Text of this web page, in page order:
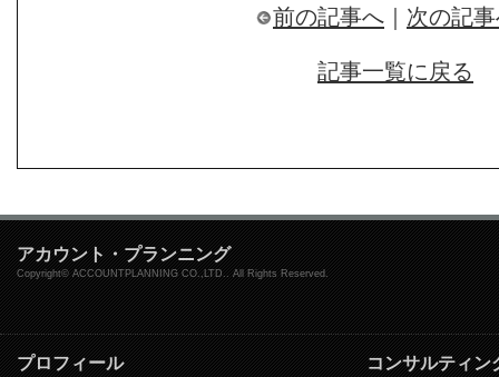
前の記事へ 次の記
記事一覧に戻る
アカウント・プランニング
Copyright© ACCOUNTPLANNING CO.,LTD.. All Rights Reserved.
プロフィール コンサルティン